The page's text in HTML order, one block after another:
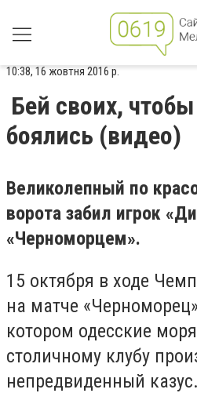
10:38, 16 жовтня 2016 р.
Бей своих,
боялись (видео)
Великолепный по
ворота забил игрок
«Черноморцем».
15 октября в ходе
на матче
котором одесские
столичному клубу
непредвиденный